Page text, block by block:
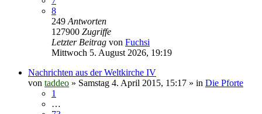
8
249 Antworten
127900 Zugriffe
Letzter Beitrag von Fuchsi
Mittwoch 5. August 2026, 19:19
Nachrichten aus der Weltkirche IV
von taddeo » Samstag 4. April 2015, 15:17 » in Die Pforte
1
…